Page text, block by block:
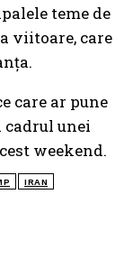
teme de
viitoare, care
care ar pune
cadrul unei
weekend.
IRAN